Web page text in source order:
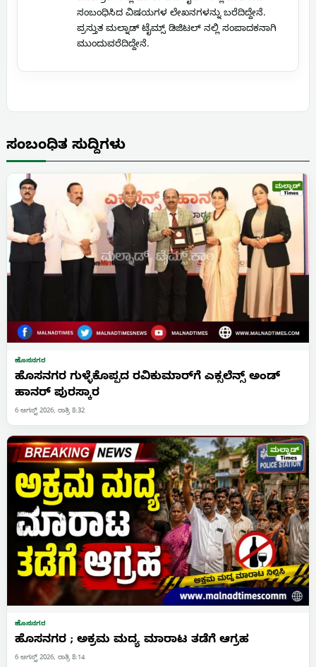
ಸಂಬಂಧಿಸಿದ ವಿಷಯಗಳ ಲೇಖನಗಳನ್ನು ಬರೆದಿದ್ದೇನೆ.
ಪ್ರಸ್ತುತ ಮಲ್ನಾಡ್ ಟೈಮ್ಸ್ ಡಿಜಿಟಲ್ ನಲ್ಲಿ ಸಂಪಾದಕನಾಗಿ
ಮುಂದುವರೆದಿದ್ದೇನೆ.
ಸಂಬಂಧಿತ ಸುದ್ದಿಗಳು
ಹೊಸನಗರ
ಹೊಸನಗರ ಗುಳ್ಳೆಕೊಪ್ಪದ ರವಿಕುಮಾರ್‌ಗೆ ಎಕ್ಸಲೆನ್ಸ್ ಅಂಡ್
ಹಾನರ್ ಪುರಸ್ಕಾರ
6 ಆಗಸ್ಟ್ 2026, ರಾತ್ರಿ 8:32
ಹೊಸನಗರ
ಹೊಸನಗರ ; ಅಕ್ರಮ ಮದ್ಯ ಮಾರಾಟ ತಡೆಗೆ ಆಗ್ರಹ
6 ಆಗಸ್ಟ್ 2026, ರಾತ್ರಿ 8:14